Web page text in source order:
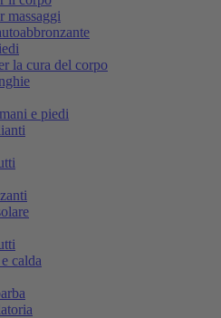
massaggi
la cura del corpo
e piedi
calda